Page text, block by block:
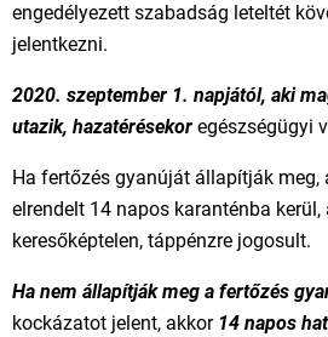
engedélyezett szabadság leteltét
jelentkezni.
2020. szeptember 1. napjától, aki
utazik, hazatérésekor egészségügyi
Ha fertőzés gyanúját állapítják meg,
elrendelt 14 napos karanténba
keresőképtelen, táppénzre jogosult.
Ha nem állapítják meg a fertőzés
kockázatot jelent, akkor 14 napos